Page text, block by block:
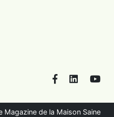
FacebookLinkedIn
de la Maison Saine